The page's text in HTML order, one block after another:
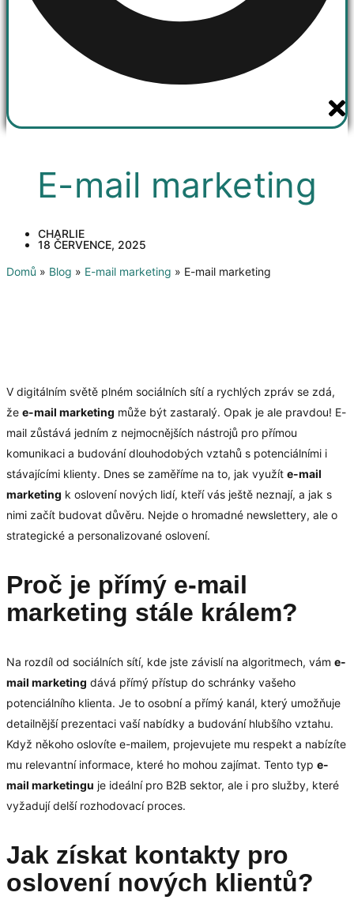
E-mail marketing
CHARLIE
18 ČERVENCE, 2025
Domů » Blog » E-mail marketing » E-mail marketing
V digitálním světě plném sociálních sítí a rychlých zpráv se zdá,
že e-mail marketing může být zastaralý. Opak je ale pravdou! E-
mail zůstává jedním z nejmocnějších nástrojů pro přímou
komunikaci a budování dlouhodobých vztahů s potenciálními i
stávajícími klienty. Dnes se zaměříme na to, jak využít e-mail
marketing k oslovení nových lidí, kteří vás ještě neznají, a jak s
nimi začít budovat důvěru. Nejde o hromadné newslettery, ale o
strategické a personalizované oslovení.
Proč je přímý e-mail
marketing stále králem?
Na rozdíl od sociálních sítí, kde jste závislí na algoritmech, vám e-
mail marketing dává přímý přístup do schránky vašeho
potenciálního klienta. Je to osobní a přímý kanál, který umožňuje
detailnější prezentaci vaší nabídky a budování hlubšího vztahu.
Když někoho oslovíte e-mailem, projevujete mu respekt a nabízíte
mu relevantní informace, které ho mohou zajímat. Tento typ e-
mail marketingu je ideální pro B2B sektor, ale i pro služby, které
vyžadují delší rozhodovací proces.
Jak získat kontakty pro
oslovení nových klientů?